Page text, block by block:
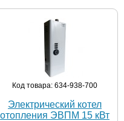
Код товара: 634-938-700
Электрический котел
отопления ЭВПМ 15 кВт